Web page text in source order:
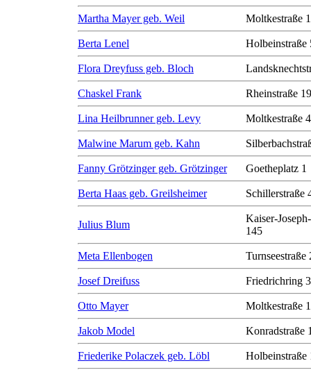
Martha Mayer geb. Weil Moltkestraße
Berta Lenel Holbeinstraße
Flora Dreyfuss geb. Bloch
Chaskel Frank Rheinstraße 19
Lina Heilbrunner geb. Levy Moltkestraße
Malwine Marum geb. Kahn
Fanny Grötzinger geb. Grötzinger Goetheplatz 1
Berta Haas geb. Greilsheimer Schillerstraße
Julius Blum
Kaiser-
145
Meta Ellenbogen Turnseestraße
Josef Dreifuss Friedrichring
Otto Mayer Moltkestraße
Jakob Model Konradstraße
Friederike Polaczek geb. Löbl Holbeinstraße